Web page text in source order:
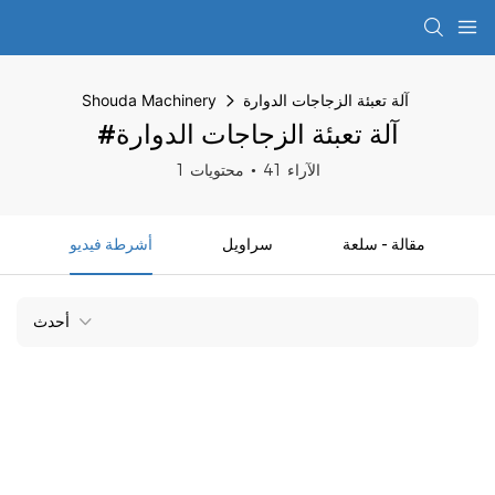
Shouda Machinery آلة تعبئة الزجاجات الدوارة
#آلة تعبئة الزجاجات الدوارة
1 محتويات 41 الآراء
أشرطة فيديو سراويل مقالة - سلعة
أحدث